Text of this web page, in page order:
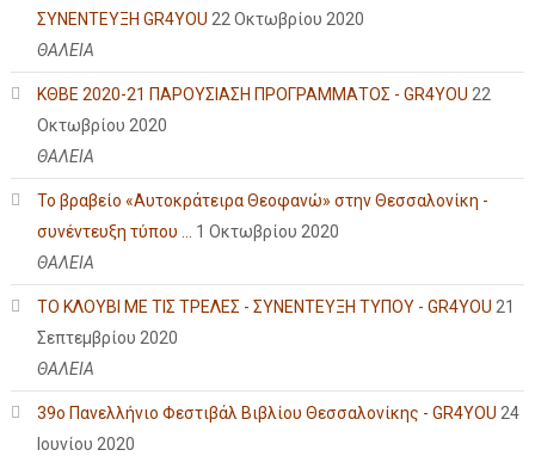
ΣΥΝΕΝΤΕΥΞΗ GR4YOU 22 Οκτωβρίου 2020
ΘΑΛΕΙΑ
ΚΘΒΕ 2020-21 ΠΑΡΟΥΣΙΑΣΗ ΠΡΟΓΡΑΜΜΑΤΟΣ - GR4YOU 22
Οκτωβρίου 2020
ΘΑΛΕΙΑ
Το βραβείο «Αυτοκράτειρα Θεοφανώ» στην Θεσσαλονίκη -
συνέντευξη τύπου ... 1 Οκτωβρίου 2020
ΘΑΛΕΙΑ
ΤΟ ΚΛΟΥΒΙ ΜΕ ΤΙΣ ΤΡΕΛΕΣ - ΣΥΝΕΝΤΕΥΞΗ ΤΥΠΟΥ - GR4YOU 21
Σεπτεμβρίου 2020
ΘΑΛΕΙΑ
39ο Πανελλήνιο Φεστιβάλ Βιβλίου Θεσσαλονίκης - GR4YOU 24
Ιουνίου 2020